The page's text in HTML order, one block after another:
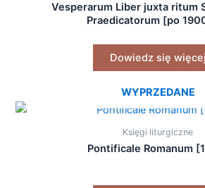
Vesperarum Liber juxta ritum
Praedicatorum [po
Dowiedz się więcej
WYPRZEDANE
Księgi liturgiczne
Pontificale Romanum